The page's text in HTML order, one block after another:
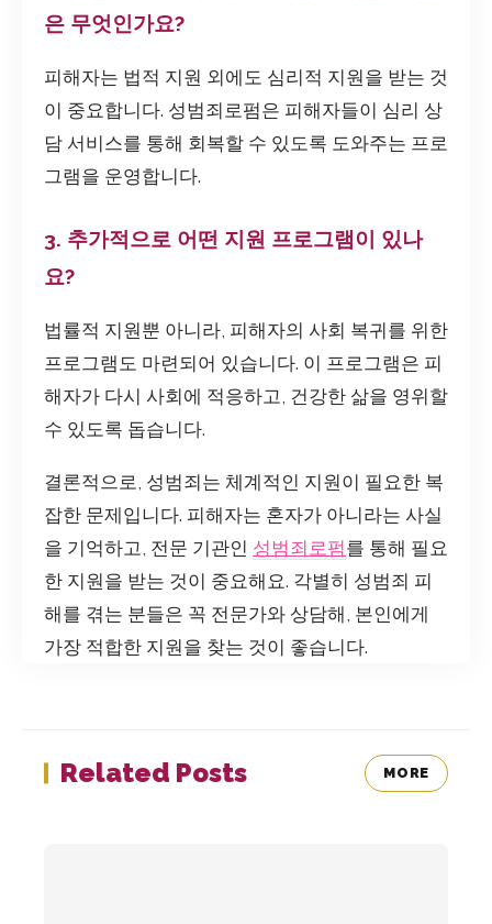
은 무엇인가요?
피해자는 법적 지원 외에도 심리적 지원을 받는 것
이 중요합니다. 성범죄로펌은 피해자들이 심리 상
담 서비스를 통해 회복할 수 있도록 도와주는 프로
그램을 운영합니다.
3. 추가적으로 어떤 지원 프로그램이 있나
요?
법률적 지원뿐 아니라, 피해자의 사회 복귀를 위한
프로그램도 마련되어 있습니다. 이 프로그램은 피
해자가 다시 사회에 적응하고, 건강한 삶을 영위할
수 있도록 돕습니다.
결론적으로, 성범죄는 체계적인 지원이 필요한 복
잡한 문제입니다. 피해자는 혼자가 아니라는 사실
을 기억하고, 전문 기관인 성범죄로펌를 통해 필요
한 지원을 받는 것이 중요해요. 각별히 성범죄 피
해를 겪는 분들은 꼭 전문가와 상담해, 본인에게
가장 적합한 지원을 찾는 것이 좋습니다.
Related Posts MORE